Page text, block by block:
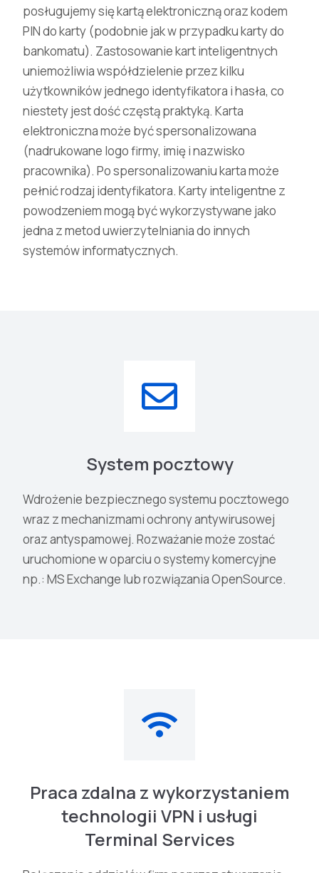
posługujemy się kartą elektroniczną oraz kodem
PIN do karty (podobnie jak w przypadku karty do
bankomatu). Zastosowanie kart inteligentnych
uniemożliwia współdzielenie przez kilku
użytkowników jednego identyfikatora i hasła, co
niestety jest dość częstą praktyką. Karta
elektroniczna może być spersonalizowana
(nadrukowane logo firmy, imię i nazwisko
pracownika). Po spersonalizowaniu karta może
pełnić rodzaj identyfikatora. Karty inteligentne z
powodzeniem mogą być wykorzystywane jako
jedna z metod uwierzytelniania do innych
systemów informatycznych.
System pocztowy
Wdrożenie bezpiecznego systemu pocztowego
wraz z mechanizmami ochrony antywirusowej
oraz antyspamowej. Rozważanie może zostać
uruchomione w oparciu o systemy komercyjne
np.: MS Exchange lub rozwiązania OpenSource.
Praca zdalna z wykorzystaniem
technologii VPN i usługi
Terminal Services